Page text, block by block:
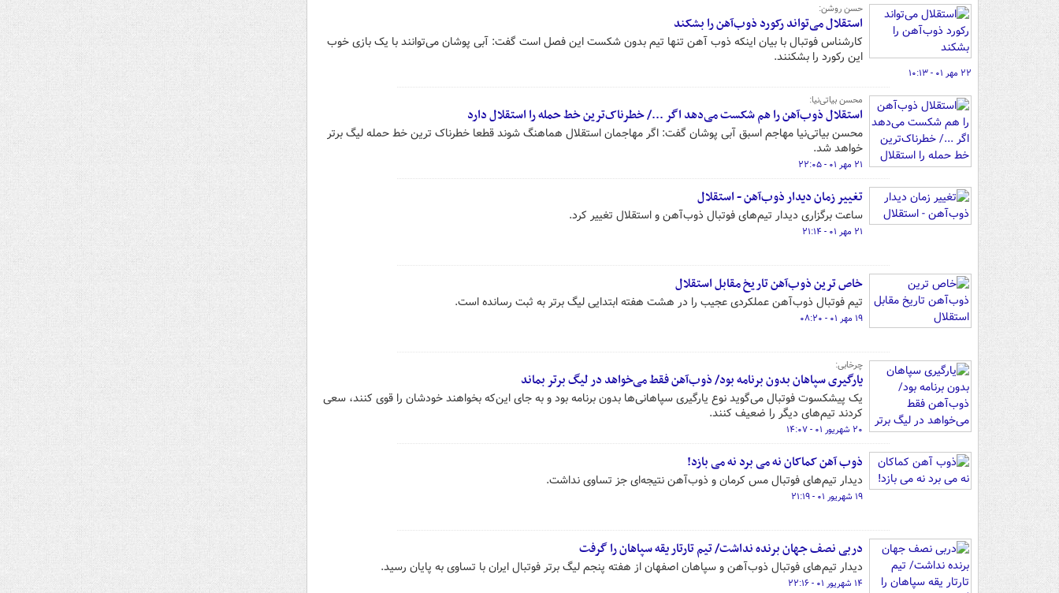
حسن روشن:
استقلال می‌تواند رکورد ذوب‌آهن را بشکند
کارشناس فوتبال با بیان اینکه ذوب آهن تنها تیم بدون شکست این فصل است گفت: آبی پوشان می‌توانند با یک بازی خوب
این رکورد را بشکنند.
۲۲ مهر ۰۱ - ۱۰:۱۳
محسن بیاتی‌نیا:
استقلال ذوب‌آهن را هم شکست می‌دهد اگر .../ خطرناک‌ترین خط حمله را استقلال دارد
محسن بیاتی‌نیا مهاجم اسبق آبی پوشان گفت: اگر مهاجمان استقلال هماهنگ شوند قطعا خطرناک ترین خط حمله لیگ برتر
خواهد شد.
۲۱ مهر ۰۱ - ۲۲:۰۵
تغییر زمان دیدار ذوب‌آهن - استقلال
ساعت برگزاری دیدار تیم‌های فوتبال ذوب‌آهن و استقلال تغییر کرد.
۲۱ مهر ۰۱ - ۲۱:۱۴
خاص ترین ذوب‌آهن تاریخ مقابل استقلال
تیم فوتبال ذوب‌آهن عملکردی عجیب را در هشت هفته ابتدایی لیگ برتر به ثبت رسانده است.
۱۹ مهر ۰۱ - ۰۸:۲۰
چرخابی:
یارگیری سپاهان بدون برنامه بود/ ذوب‌آهن فقط می‌خواهد در لیگ برتر بماند
یک پیشکسوت فوتبال می‌گوید نوع یارگیری سپاهانی‌ها بدون برنامه بود و به جای این‌که بخواهند خودشان را قوی کنند، سعی
کردند تیم‌های دیگر را ضعیف کنند.
۲۰ شهریور ۰۱ - ۱۴:۰۷
ذوب آهن کماکان نه می برد نه می بازد!
دیدار تیم‌های فوتبال مس کرمان و ذوب‌آهن نتیجه‌ای جز تساوی نداشت.
۱۹ شهریور ۰۱ - ۲۱:۱۹
دربی نصف جهان برنده نداشت/ تیم تارتار یقه سپاهان را گرفت
دیدار تیم‌های فوتبال ذوب‌آهن و سپاهان اصفهان از هفته پنجم لیگ برتر فوتبال ایران با تساوی به پایان رسید.
۱۴ شهریور ۰۱ - ۲۲:۱۶